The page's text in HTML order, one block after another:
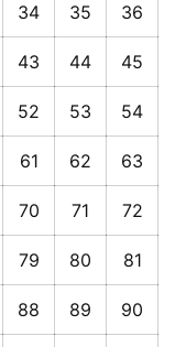
34 35 36
43 44 45
52 53 54
61 62 63
70 71 72
79 80 81
88 89 90